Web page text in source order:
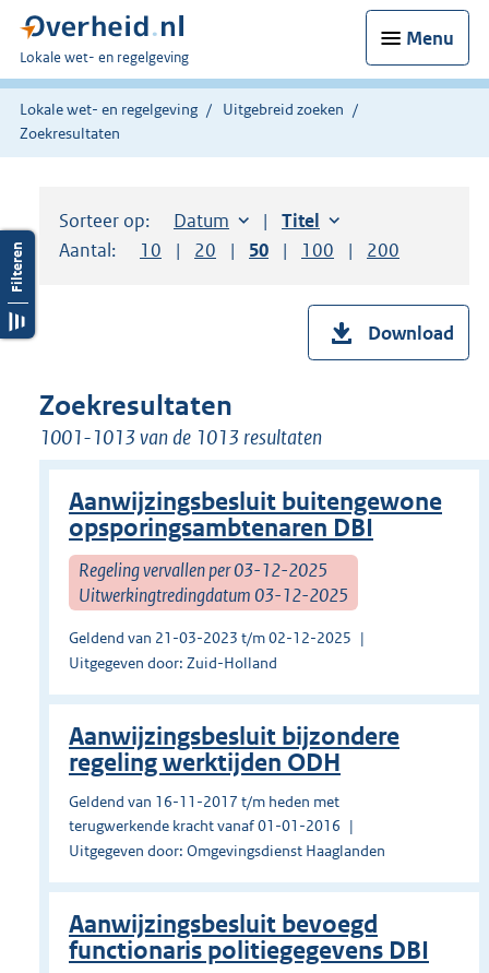
Menu
U
bent
hier:
Lokale wet- en regelgeving
Lokale wet- en regelgeving
Uitgebreid zoeken
Zoekresultaten
Sorteer op: Sorteer op:
Datum aflopendSorteer op:
Titel oplopend
Aantal:
Toon
10 resultaten per pagina
Toon
20 resultaten per pagina
Toon
50 resultaten per pagina
Toon
100 resultaten per
Toon
200
Download
Zoekresultaten
1001-1013 van de 1013 resultaten
Aanwijzingsbesluit buitengewone
opsporingsambtenaren DBI
Regeling vervallen per 03-12-2025
Uitwerkingtredingdatum 03-12-2025
Geldend van 21-03-2023 t/m 02-12-2025
Uitgegeven door: Zuid-Holland
Aanwijzingsbesluit bijzondere
regeling werktijden ODH
Geldend van 16-11-2017 t/m heden met
terugwerkende kracht vanaf 01-01-2016
Uitgegeven door: Omgevingsdienst Haaglanden
Aanwijzingsbesluit bevoegd
functionaris politiegegevens DBI